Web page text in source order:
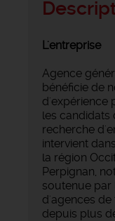
L'entreprise
Agence
bénéficie de
d'expérience
les candidats
recherche
intervient
la région
Perpignan,
soutenue par
d'agences
depuis plus